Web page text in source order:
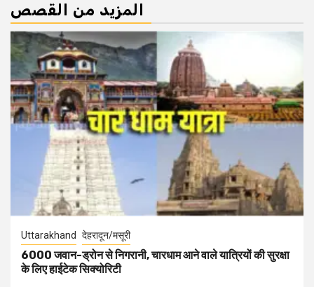
المزيد من القصص
Uttarakhand देहरादून/मसूरी
6000 जवान-ड्रोन से निगरानी, चारधाम आने वाले यात्रियों की सुरक्षा
के लिए हाईटेक सिक्योरिटी